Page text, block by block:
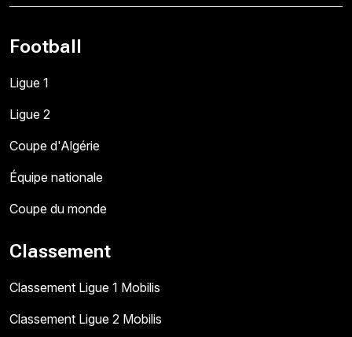
Football
Ligue 1
Ligue 2
Coupe d'Algérie
Équipe nationale
Coupe du monde
Classement
Classement Ligue 1 Mobilis
Classement Ligue 2 Mobilis